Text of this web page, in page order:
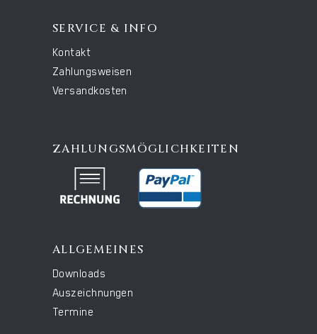
SERVICE & INFO
Kontakt
Zahlungsweisen
Versandkosten
ZAHLUNGSMÖGLICHKEITEN
ALLGEMEINES
Downloads
Auszeichnungen
Termine